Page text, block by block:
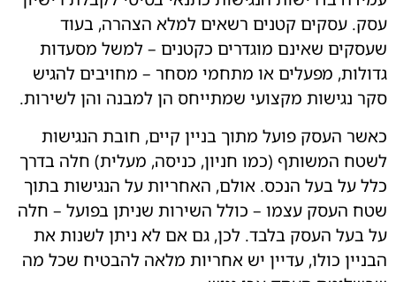
עסקים קטנים רשאים למלא הצהרה, בעוד
שאינם מוגדרים כקטנים – למשל מסעדות
מפעלים או מתחמי מסחר – מחויבים להגיש
נגישות מקצועי שמתייחס הן למבנה והן לשירות.
העסק פועל מתוך בניין קיים, חובת הנגישות
המשותף (כמו חניון, כניסה, מעלית) חלה בדרך
על בעל הנכס. אולם, האחריות על הנגישות בתוך
העסק עצמו – כולל השירות שניתן בפועל – חלה
בעל העסק בלבד. לכן, גם אם לא ניתן לשנות את
כולו, עדיין יש אחריות מלאה להבטיח שכל מה